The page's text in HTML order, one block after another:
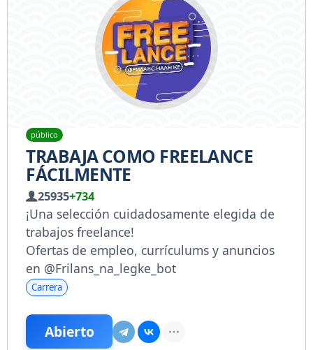
público
TRABAJA COMO FREELANCE
FÁCILMENTE
25935+734
¡Una selección cuidadosamente elegida de
trabajos freelance!
Ofertas de empleo, currículums y anuncios
en @Frilans_na_legke_bot
Carrera
Abierto